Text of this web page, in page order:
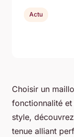
Choisir un
fonctionnalité
style,
tenue alliant
Actu